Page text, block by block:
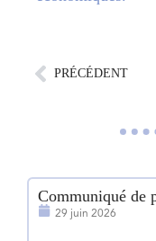
PRÉCÉDENT
Communiqué de
29 juin 2026